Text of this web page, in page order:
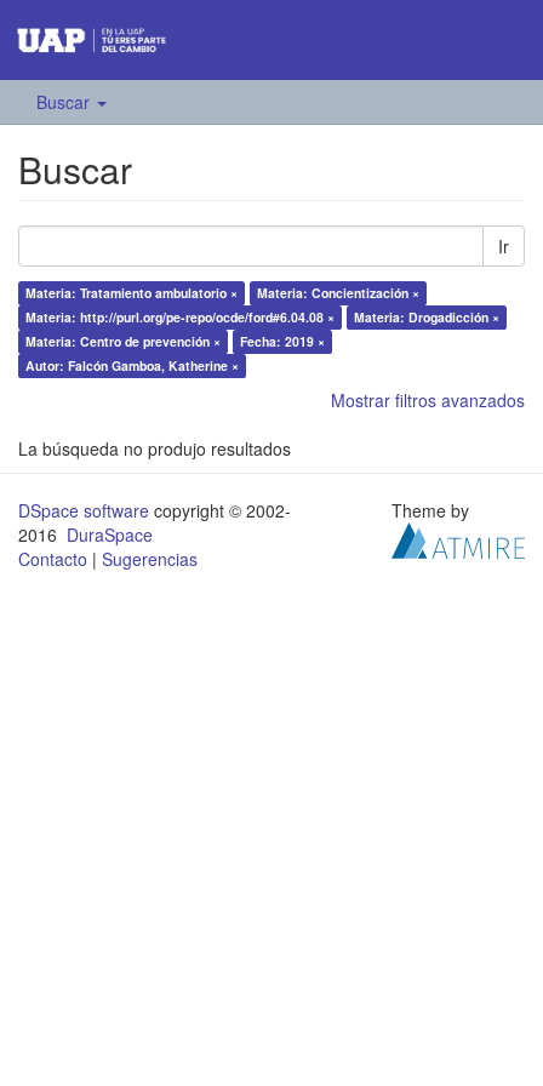
Buscar
Buscar
Ir
Materia: Tratamiento ambulatorio ×
Materia: Concientización ×
Materia: http://purl.org/pe-repo/ocde/ford#6.04.08 ×
Materia: Drogadicción ×
Materia: Centro de prevención ×
Fecha: 2019 ×
Autor: Falcón Gamboa, Katherine ×
Mostrar filtros avanzados
La búsqueda no produjo resultados
DSpace software copyright © 2002-
2016 DuraSpace
Contacto | Sugerencias
Theme by